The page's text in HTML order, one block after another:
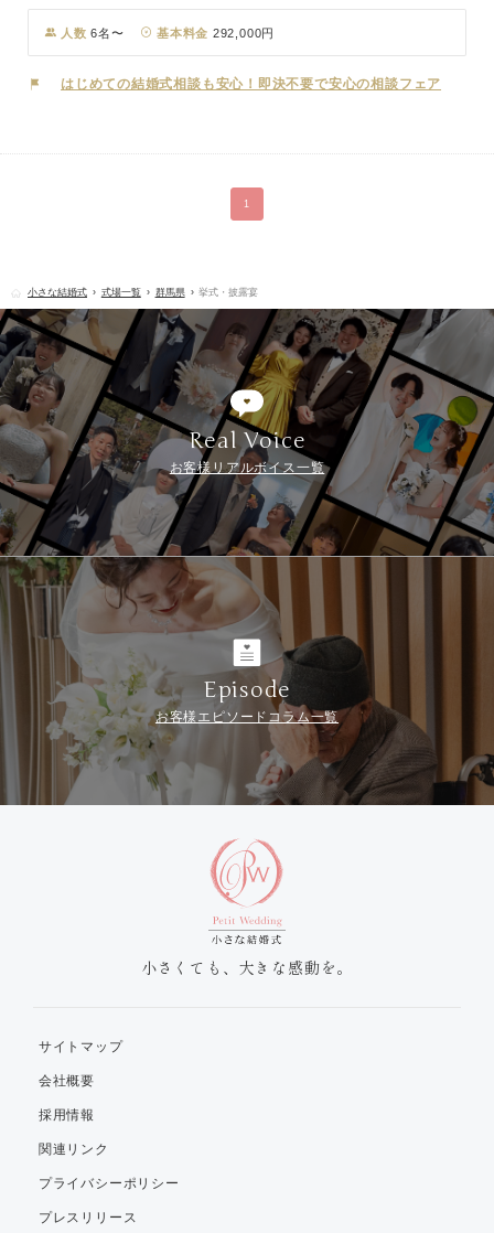
らずで遠方のゲストも安心です。フロントではピアノが奏でる心地よ
い旋律とともに、上質な空間がおふたりとゲストをお出迎えいたしま
す。挙式はご両親やご親戚、親しいみなさんの前で永遠の愛を誓う人
前式。形式や特定の宗教色にとらわれず、おふたりらしさを大切にし
人数 6名〜 基本料金 292,000円
はじめての結婚式相談も安心！即決不要で安心の相談フェア
1
小さな結婚式 式場一覧 群馬県 挙式・披露宴
Real Voice
お客様リアルボイス一覧
Episode
お客様エピソードコラム一覧
小さくても、大きな感動を。
サイトマップ
会社概要
採用情報
関連リンク
プライバシーポリシー
プレスリリース